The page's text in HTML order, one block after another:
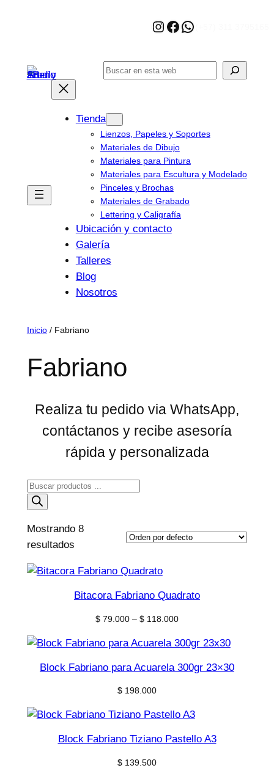
Instagram
Facebook
WhatsApp
Buscar
Tienda
Lienzos, Papeles y Soportes
Materiales de Dibujo
Materiales para Pintura
Materiales para Escultura y Modelado
Pinceles y Brochas
Materiales de Grabado
Lettering y Caligrafía
Ubicación y contacto
Galería
Talleres
Blog
Nosotros
Inicio/ Fabriano
Fabriano
Realiza tu pedido via WhatsApp,
contáctanos y recibe asesoría
rápida y personalizada
Búsqueda
de
Mostrando 8
resultados
Bitacora Fabriano Quadrato
$ 79.000 – $ 118.000Price
$ 79.000
$ 118.000
Block Fabriano para Acuarela 300gr 23×30
$ 198.000
Block Fabriano Tiziano Pastello A3
$ 139.500